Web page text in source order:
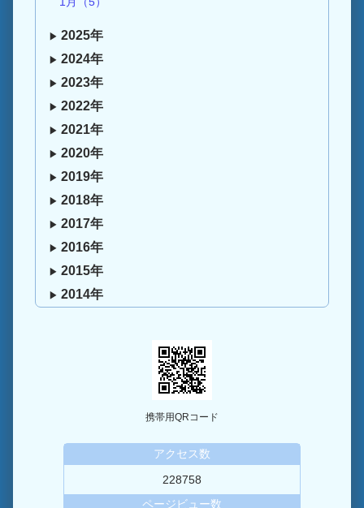
2025年
2024年
2023年
2022年
2021年
2020年
2019年
2018年
2017年
2016年
2015年
2014年
携帯用QRコード
アクセス数
228758
ページビュー数